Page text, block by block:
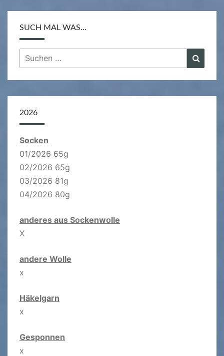
SUCH MAL WAS…
Suchen
nach:
2026
Socken
01/2026 65g
02/2026 65g
03/2026 81g
04/2026 80g
anderes aus Sockenwolle
X
andere Wolle
x
Häkelgarn
x
Gesponnen
x